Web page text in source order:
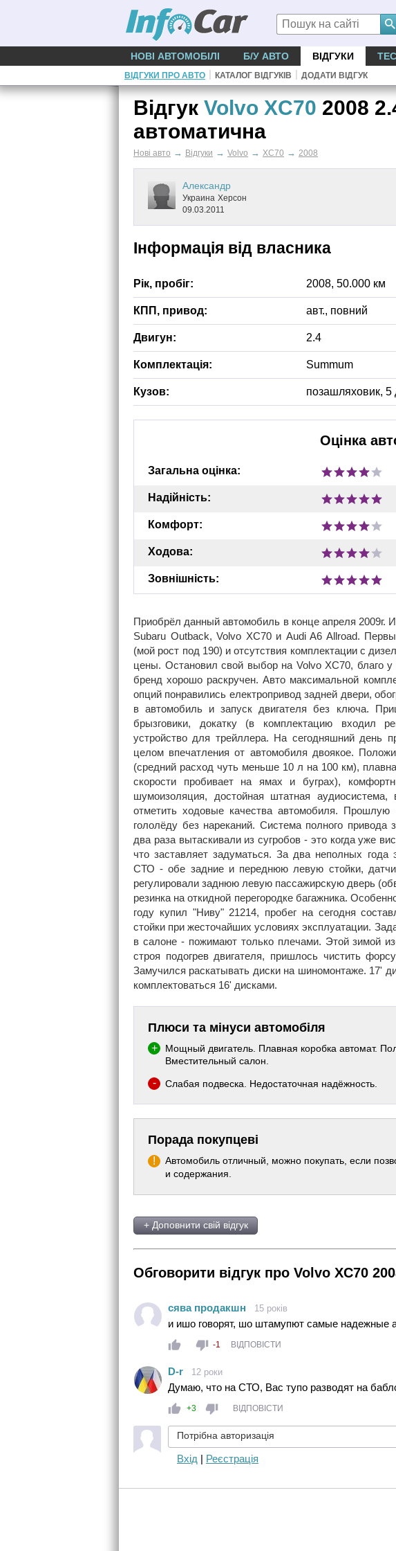
НОВІ АВТОМОБІЛІ Б/У АВТО ВІДГУКИ
ВІДГУКИ ПРО АВТО | КАТАЛОГ ВІДГУКІВ | ДОДАТИ ВІДГУК
Відгук Volvo XC70 2008
автоматична
Нові авто → Відгуки → Volvo → XC70 → 2008
Александр
Украина Херсон
09.03.2011
Інформація від власника
Рік, пробіг: 2008, 50.000 км
КПП, привод: авт., повний
Двигун: 2.4
Комплектація: Summum
Кузов: позашляховик, 5
Оцінка
Загальна оцінка:
Надійність:
Комфорт:
Ходова:
Зовнішність:
Приобрёл данный автомобиль в конце апреля 2009г.
Subaru Outback, Volvo XC70 и Audi A6 Allroad.
(мой рост под 190) и отсутствия комплектации с
цены. Остановил свой выбор на Volvo XC70, благо
бренд хорошо раскручен. Авто максимальной
опций понравились електропривод задней двери,
в автомобиль и запуск двигателя без ключа.
брызговики, докатку (в комплектацию входил
устройство для трейллера. На сегодняшний день
целом впечатления от автомобиля двоякое.
(средний расход чуть меньше 10 л на 100 км),
скорости пробивает на ямах и буграх),
шумоизоляция, достойная штатная
отметить ходовые качества автомобиля.
гололёду без нареканий. Система полного привода
два раза вытаскивали из сугробов - это когда уже
что заставляет задуматься. За два неполных года
СТО - обе задние и переднюю левую стойки,
регулировали заднюю левую пассажирскую дверь
резинка на откидной перегородке багажника.
году купил "Ниву" 21214, пробег на сегодня
стойки при жесточайших условиях эксплуатации.
в салоне - пожимают только плечами. Этой зимой
строя подогрев двигателя, пришлось чистить
Замучился раскатывать диски на шиномонтаже. 17'
комплектоваться 16' дисками.
Плюси та мінуси автомобіля
Мощный двигатель. Плавная коробка автомат.
Вместительный салон.
Слабая подвеска. Недостаточная надёжность.
Порада покупцеві
Автомобиль отличный, можно покупать, если
и содержания.
+ Доповнити свій відгук
Обговорити відгук про Volvo XC70
сява продакшн 15 років
и ишо говорят, шо штамупют самые надежные
-1 ВІДПОВІСТИ
D-r 12 роки
Думаю, что на СТО, Вас тупо разводят на
+3 ВІДПОВІСТИ
Потрібна авторизація
Вхід | Реєстрація